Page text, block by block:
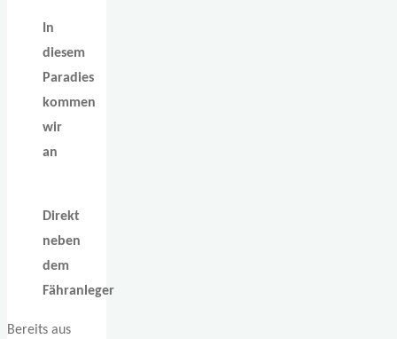
In
diesem
Paradies
kommen
wir
an
Direkt
neben
dem
Fähranleger
Bereits aus